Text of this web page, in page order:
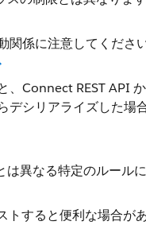
係に注意してください
Connect REST API
デシリアライズした場
異なる特定のルールに
すると便利な場合があ